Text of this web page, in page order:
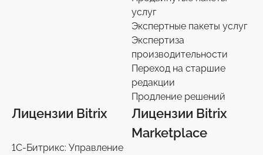
услуг
Экспертные пакеты услуг
Экспертиза
производительности
Переход на старшие
редакции
Продление решений
Лицензии Bitrix
1С-Битрикс: Управление
Лицензии Bitrix
Marketplace